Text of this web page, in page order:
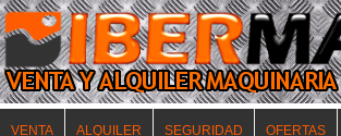
VENTA ALQUILER SEGURIDAD OFERTAS